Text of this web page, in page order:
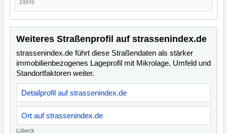
23570
Weiteres Straßenprofil auf strassenindex.de
strassenindex.de führt diese Straßendaten als stärker
immobilienbezogenes Lageprofil mit Mikrolage, Umfeld und
Standortfaktoren weiter.
Detailprofil auf strassenindex.de
Ort auf strassenindex.de
Lübeck